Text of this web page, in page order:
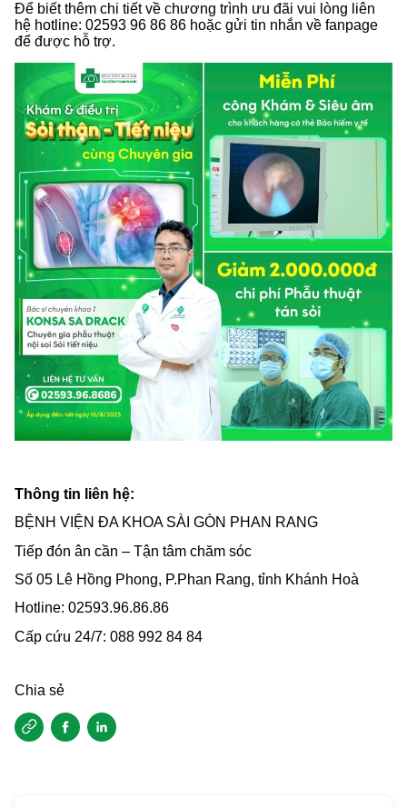
Để biết thêm chi tiết về chương trình ưu đãi vui lòng liên
hệ hotline: 02593 96 86 86 hoặc gửi tin nhắn về fanpage
để được hỗ trợ.
Thông tin liên hệ:
BỆNH VIỆN ĐA KHOA SÀI GÒN PHAN RANG
Tiếp đón ân cần – Tận tâm chăm sóc
Số 05 Lê Hồng Phong, P.Phan Rang, tỉnh Khánh Hoà
Hotline: 02593.96.86.86
Cấp cứu 24/7: 088 992 84 84
Chia sẻ